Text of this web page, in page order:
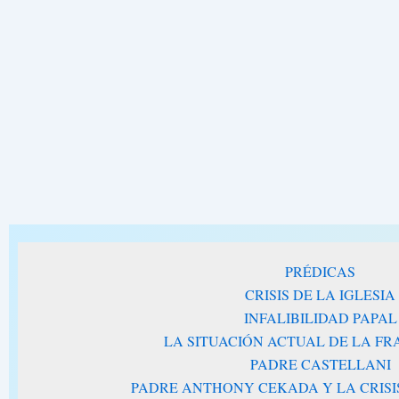
PRÉDICAS
CRISIS DE LA IGLESIA
INFALIBILIDAD PAPAL
LA SITUACIÓN ACTUAL DE LA
PADRE CASTELLANI
PADRE ANTHONY CEKADA Y LA